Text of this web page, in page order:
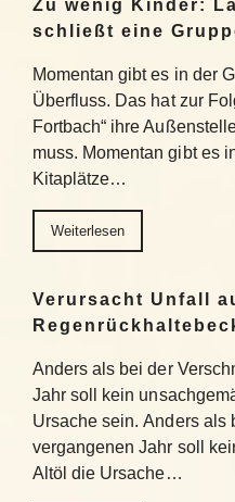
Zu wenig Kinder:
schließt eine
Momentan gibt es in der
Überfluss. Das hat zur
Fortbach“ ihre
muss. Momentan gibt es
Kitaplätze…
Weiterlesen
Verursacht Unfall
Anders als bei der
Jahr soll kein
Ursache sein. Anders als
vergangenen Jahr soll
Altöl die Ursache…